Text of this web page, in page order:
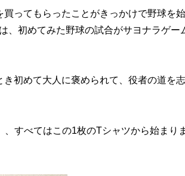
ってもらったことがきっかけで野球を
、初めてみた野球の試合がサヨナラゲー
初めて大人に褒められて、役者の道を
すべてはこの1枚のTシャツから始まり